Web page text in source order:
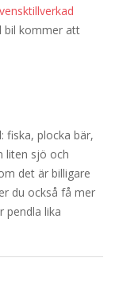
bil kommer att
fiska, plocka bär,
liten sjö och
det är billigare
du också få mer
pendla lika